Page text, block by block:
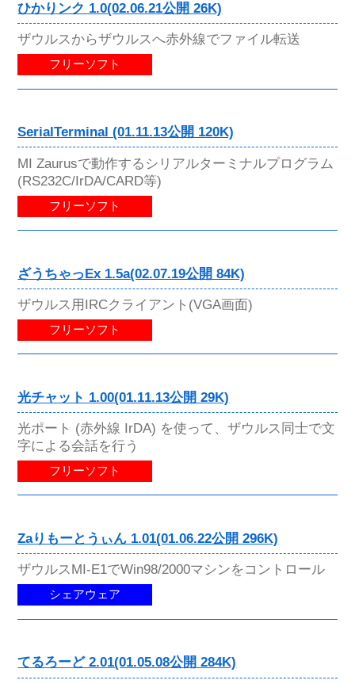
ひかりンク 1.0(02.06.21公開 26K)
ザウルスからザウルスへ赤外線でファイル転送
フリーソフト
SerialTerminal (01.11.13公開 120K)
MI Zaurusで動作するシリアルターミナルプログラム
(RS232C/IrDA/CARD等)
フリーソフト
ざうちゃっEx 1.5a(02.07.19公開 84K)
ザウルス用IRCクライアント(VGA画面)
フリーソフト
光チャット 1.00(01.11.13公開 29K)
光ポート (赤外線 IrDA) を使って、ザウルス同士で文
字による会話を行う
フリーソフト
Zaりもーとうぃん 1.01(01.06.22公開 296K)
ザウルスMI-E1でWin98/2000マシンをコントロール
シェアウェア
てるろーど 2.01(01.05.08公開 284K)